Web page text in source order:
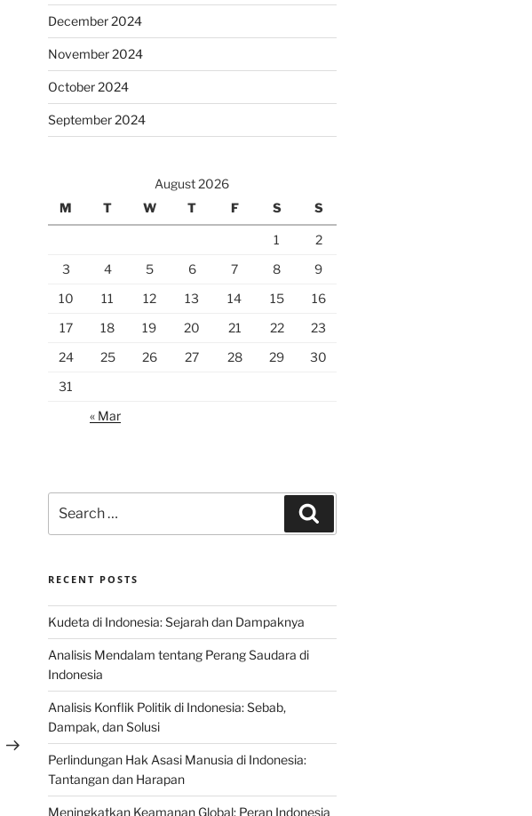
December 2024
November 2024
October 2024
September 2024
August 2026
M
T W T F S S
1
2
3
4 5 6 7 8
9
10
11 12 13 14 15
16
17
18 19 20 21 22
23
24
25 26 27 28 29
30
31
« Mar
for:
RECENT POSTS
Kudeta di Indonesia: Sejarah dan Dampaknya
Analisis Mendalam tentang Perang Saudara di
Indonesia
Analisis Konflik Politik di Indonesia: Sebab,
Dampak, dan Solusi
Perlindungan Hak Asasi Manusia di Indonesia:
Tantangan dan Harapan
Meningkatkan Keamanan Global: Peran Indonesia